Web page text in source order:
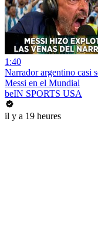
1:40
Narrador argentino casi
Messi en el Mundial
beIN SPORTS USA
il y a 19 heures